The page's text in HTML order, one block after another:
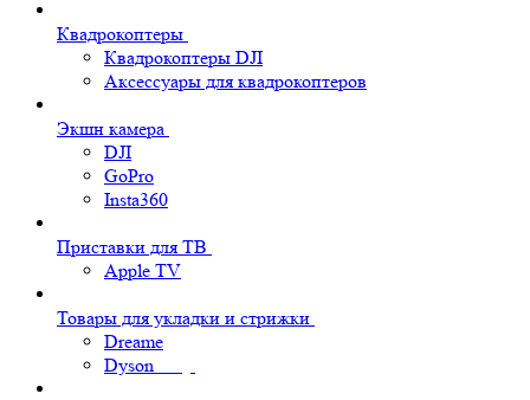
Квадрокоптеры
Квадрокоптеры DJI
Аксессуары для квадрокоптеров
Экшн камера
DJI
GoPro
Insta360
Приставки для ТВ
Apple TV
Товары для укладки и стрижки
Dreame
Dyson